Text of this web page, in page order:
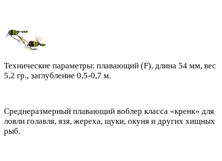
Технические параметры: плавающий (F), длина 54 мм, вес
5,2 гр., заглубление 0,5-0,7 м.
Среднеразмерный плавающий воблер класса «кренк» для
ловли голавля, язя, жереха, щуки, окуня и других хищных
рыб.